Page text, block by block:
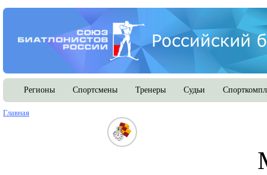
Регионы Спортсмены Тренеры Судьи
Главная